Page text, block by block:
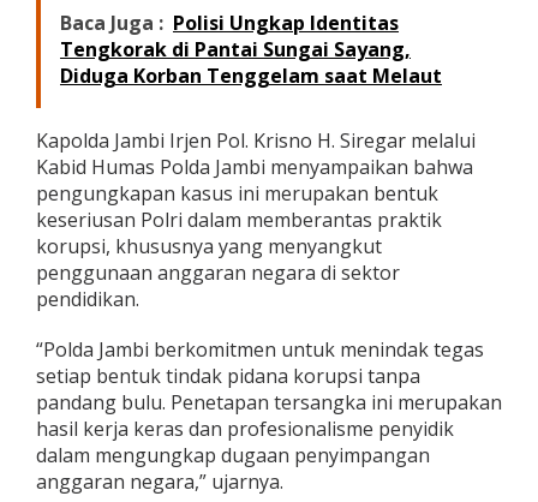
Baca Juga : Polisi Ungkap Identitas
Tengkorak di Pantai Sungai Sayang,
Diduga Korban Tenggelam saat Melaut
Kapolda Jambi Irjen Pol. Krisno H. Siregar melalui
Kabid Humas Polda Jambi menyampaikan bahwa
pengungkapan kasus ini merupakan bentuk
keseriusan Polri dalam memberantas praktik
korupsi, khususnya yang menyangkut
penggunaan anggaran negara di sektor
pendidikan.
“Polda Jambi berkomitmen untuk menindak tegas
setiap bentuk tindak pidana korupsi tanpa
pandang bulu. Penetapan tersangka ini merupakan
hasil kerja keras dan profesionalisme penyidik
dalam mengungkap dugaan penyimpangan
anggaran negara,” ujarnya.